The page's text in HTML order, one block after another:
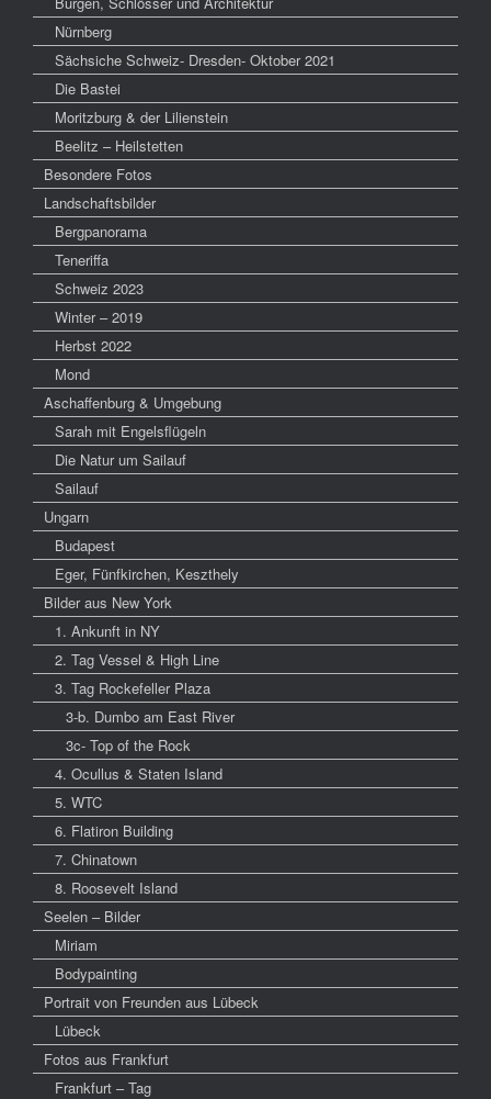
Nürnberg
Sächsiche Schweiz- Dresden- Oktober 2021
Die Bastei
Moritzburg & der Lilienstein
Beelitz – Heilstetten
Besondere Fotos
Landschaftsbilder
Bergpanorama
Teneriffa
Schweiz 2023
Winter – 2019
Herbst 2022
Mond
Aschaffenburg & Umgebung
Sarah mit Engelsflügeln
Die Natur um Sailauf
Sailauf
Ungarn
Budapest
Eger, Fünfkirchen, Keszthely
Bilder aus New York
1. Ankunft in NY
2. Tag Vessel & High Line
3. Tag Rockefeller Plaza
3-b. Dumbo am East River
3c- Top of the Rock
4. Ocullus & Staten Island
5. WTC
6. Flatiron Building
7. Chinatown
8. Roosevelt Island
Seelen – Bilder
Miriam
Bodypainting
Portrait von Freunden aus Lübeck
Lübeck
Fotos aus Frankfurt
Frankfurt – Tag